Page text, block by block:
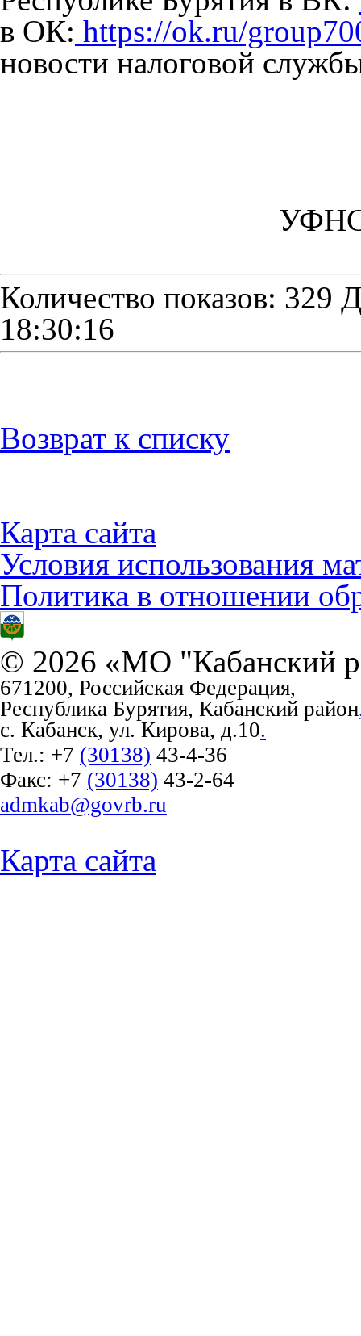
в ОК: https://ok.ru/
новости налоговой
УФНС
Количество показов: 329
18:30:16
Возврат к списку
Карта сайта
Условия использования
Политика в отношении
© 2026 «МО "Кабанский
671200, Российская Федерация,
Республика Бурятия, Кабанский район
с. Кабанск, ул. Кирова, д.10.
Тел.: +7 (30138) 43-4-36
Факс: +7 (30138) 43-2-64
admkab@govrb.ru
Карта сайта